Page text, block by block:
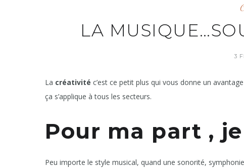
LA
3
La créativité c’est ce petit plus qui vous donne un
ça s’applique à tous les secteurs.
Pour ma part ,
Peu importe le style musical, quand une sonorité,